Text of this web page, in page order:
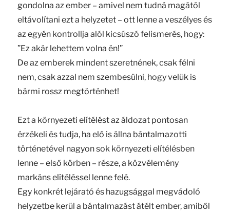
gondolna az ember – amivel nem tudná magától
eltávolítani ezt a helyzetet – ott lenne a veszélyes és
az egyén kontrollja alól kicsúszó felismerés, hogy:
”Ez akár lehettem volna én!”
De az emberek mindent szeretnének, csak félni
nem, csak azzal nem szembesülni, hogy velük is
bármi rossz megtörténhet!
Ezt a környezeti elítélést az áldozat pontosan
érzékeli és tudja, ha elő is állna bántalmazotti
történetével nagyon sok környezeti elítélésben
lenne – első körben – része, a közvélemény
markáns elítéléssel lenne felé.
Egy konkrét lejárató és hazugsággal megvádoló
helyzetbe kerül a bántalmazást átélt ember, amiből